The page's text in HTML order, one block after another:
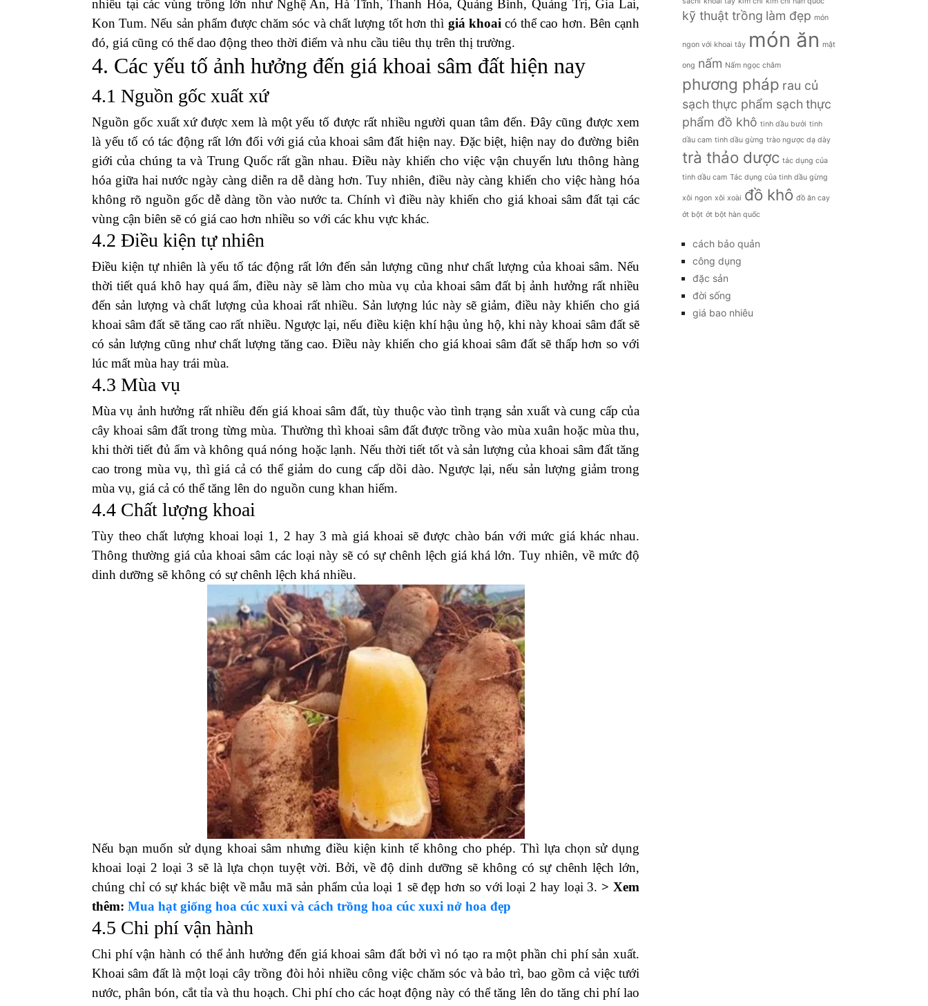
Lựa chọn sử dụng khoai sâm đất là một lựa chọn vô cùng tuyệt vời. Tuy nhiên, nên sử dụng củ với
mức độ cũng như không nên sử dụng sản phẩm trong khoảng thời gian dài. Bởi có thể ngược hóa tác
hại lên có thể chúng ta, gây ngộ độc cơ thể.> Xem thêm:
Mua tinh dầu ngọc am tại Hà Nội giá tốt
chất lượng đảm bảo
3. Giá khoai sâm đất hiện nay
Hiện nay,giá khoai sâm đất hiện nayđược chào bán với rất nhiều mức khác nhau. Có chỗ sẽ cao
nhưng có chỗ sẽ thấp. Giá khoai sâm đất hiện tại phụ thuộc vào nhiều yếu tố như vùng trồng, chất
lượng sản phẩm, thời điểm vàng thu hoạch và thị trường tiêu thụ. Tuy nhiên,giá khoai sâm đất
thường dao động từ50.000 đến 80.000 đồng/kg. Thông thường loại khoai này sẽ được chào bán rất
nhiều tại các vùng trồng lớn như Nghệ An, Hà Tĩnh, Thanh Hóa, Quảng Bình, Quảng Trị, Gia Lai,
Kon Tum. Nếu sản phẩm được chăm sóc và chất lượng tốt hơn thì
đó, giá cũng có thể dao động theo thời điểm và nhu cầu tiêu thụ trên thị trường.
4. Các yếu tố ảnh hưởng đến giá khoai sâm đất hiện nay
4.1 Nguồn gốc xuất xứ
Nguồn gốc xuất xứ được xem là một yếu tố được rất nhiều người quan tâm đến. Đây cũng được xem
là yếu tố có tác động rất lớn đối với giá của khoai sâm đất hiện nay. Đặc biệt, hiện nay do đường biên
giới của chúng ta và Trung Quốc rất gần nhau. Điều này khiến cho việc vận chuyển lưu thông hàng
hóa giữa hai nước ngày càng diễn ra dễ dàng hơn. Tuy nhiên, điều này càng khiến cho việc hàng hóa
vùng cận biên sẽ có giá cao hơn nhiều so với các khu vực khác.
4.2 Điều kiện tự nhiên
Điều kiện tự nhiên là yếu tố tác động rất lớn đến sản lượng cũng như chất lượng của khoai sâm. Nếu
thời tiết quá khô hay quá ẩm, điều này sẽ làm cho mùa vụ của khoai sâm đất bị ảnh hưởng rất nhiều
đến sản lượng và chất lượng của khoai rất nhiều. Sản lượng lúc này sẽ giảm, điều này khiến cho giá
có sản lượng cũng như chất lượng tăng cao. Điều này khiến cho giá khoai sâm đất sẽ thấp hơn so với
lúc mất mùa hay trái mùa.
4.3 Mùa vụ
Mùa vụ ảnh hưởng rất nhiều đến giá khoai sâm đất, tùy thuộc vào tình trạng sản xuất và cung cấp của
cây khoai sâm đất trong từng mùa. Thường thì khoai sâm đất được trồng vào mùa xuân hoặc mùa thu,
khi thời tiết đủ ẩm và không quá nóng hoặc lạnh. Nếu thời tiết tốt và sản lượng của khoai sâm đất tăng
cao trong mùa vụ, thì giá cả có thể giảm do cung cấp dồi dào. Ngược lại, nếu sản lượng giảm trong
mùa vụ, giá cả có thể tăng lên do nguồn cung khan hiếm.
4.4 Chất lượng khoai
Tùy theo chất lượng khoai loại 1, 2 hay 3 mà giá khoai sẽ được chào bán với mức giá khác nhau.
Thông thường giá của khoai sâm các loại này sẽ có sự chênh lệch giá khá lớn. Tuy nhiên, về mức độ
dinh dưỡng sẽ không có sự chênh lệch khá nhiều.
Tags
bệnh loãng xương chế độ ăn keto giảm cân
cách bảo quản cách chữa trào
ngược dạ dày bằng mật ong
cách luộc hạt
dẻ cách nấu xôi xoài công
dụng
muối giá bao nhiêu
giảm cân
hoa quảhoa quả sạch
Hạt giống hoa hạt giống rau
sachi khoai tây kim chi kim chi hàn quốc
kỹ thuật trồng
ngon với khoai tây món ăn
ong nấm Nấm ngọc châm
phương pháp
sạch
thực phẩm sạch